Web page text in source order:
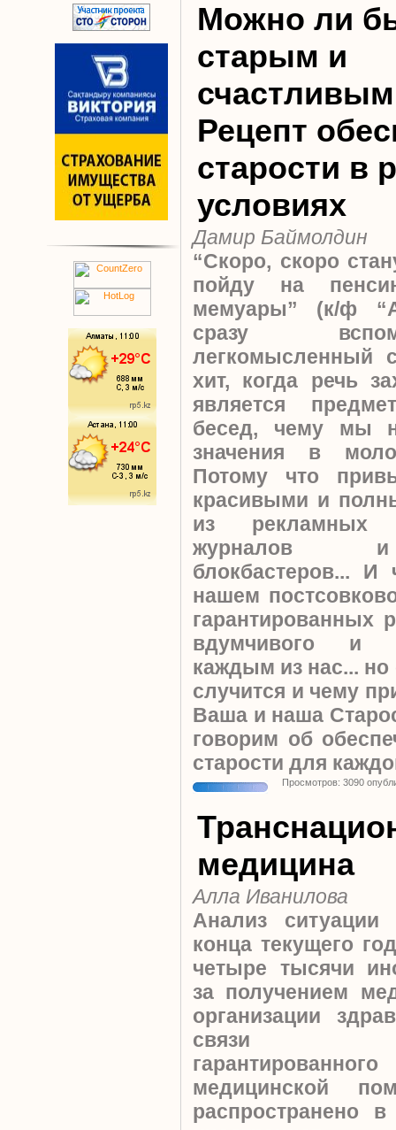
Можно ли
старым и
Рецепт
старости в
условиях
Дамир Баймолдин
“Скоро, скоро
пойду на
мемуары” (к/ф
сразу
легкомысленный
хит, когда речь
является
бесед, чему мы
значения в
Потому что
красивыми и
из рекламных
журналов и
блокбастеров...
нашем
гарантированных
вдумчивого и
каждым из нас...
случится и чему
Ваша и наша
говорим об
старости для
Просмотров: 3090
медицина
Алла Иванилова
Анализ ситуации
конца текущего
четыре тысячи
за получением
организации
связи
медицинской
распространено